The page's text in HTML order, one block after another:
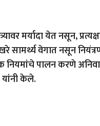
मर्यादा येत नसून,
सामर्थ्य वेगात नसून
नियमांचे पालन करणे
यांनी केले.